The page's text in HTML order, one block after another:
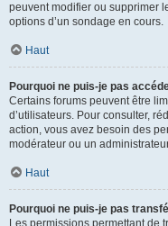
peuvent modifier ou supprimer
options d’un sondage en cours.
Haut
Pourquoi ne puis-je pas
Certains forums peuvent être
d’utilisateurs. Pour consulter,
action, vous avez besoin des
modérateur ou un
Haut
Pourquoi ne puis-je pas
Les permissions permettant de